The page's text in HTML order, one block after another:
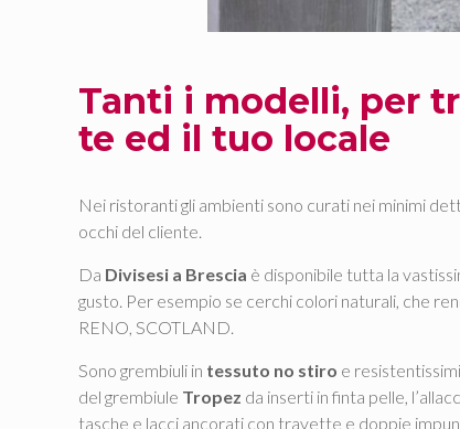
Tanti i modelli, per
te ed il tuo locale
Nei ristoranti gli ambienti sono curati nei minimi
occhi del cliente.
Da Divisesi a Brescia è disponibile tutta la
gusto. Per esempio se cerchi colori naturali, che
RENO, SCOTLAND.
Sono grembiuli in tessuto no stiro e
del grembiule Tropez da inserti in finta pelle,
tasche e lacci ancorati con travette e doppie